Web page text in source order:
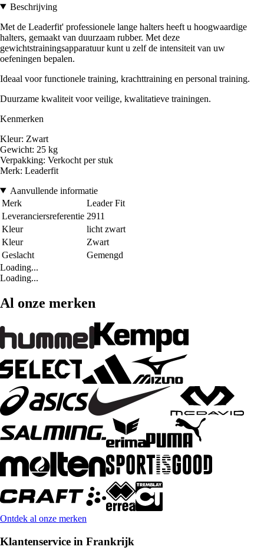
Beschrijving
Met de Leaderfit' professionele lange halters heeft u hoogwaardige
halters, gemaakt van duurzaam rubber. Met deze
gewichtstrainingsapparatuur kunt u zelf de intensiteit van uw
oefeningen bepalen.
Ideaal voor functionele training, krachttraining en personal training.
Duurzame kwaliteit voor veilige, kwalitatieve trainingen.
Kenmerken
Kleur: Zwart
Gewicht: 25 kg
Verpakking: Verkocht per stuk
Merk: Leaderfit
Aanvullende informatie
Merk
Leader Fit
Leveranciersreferentie 2911
Kleur
licht zwart
Kleur
Zwart
Geslacht
Gemengd
Loading...
Loading...
Al onze merken
Ontdek al onze merken
Klantenservice in Frankrijk